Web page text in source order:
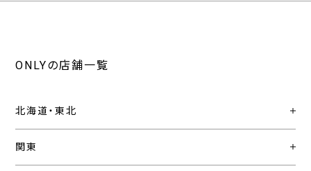
ONLYの店舗一覧
北海道・東北
関東